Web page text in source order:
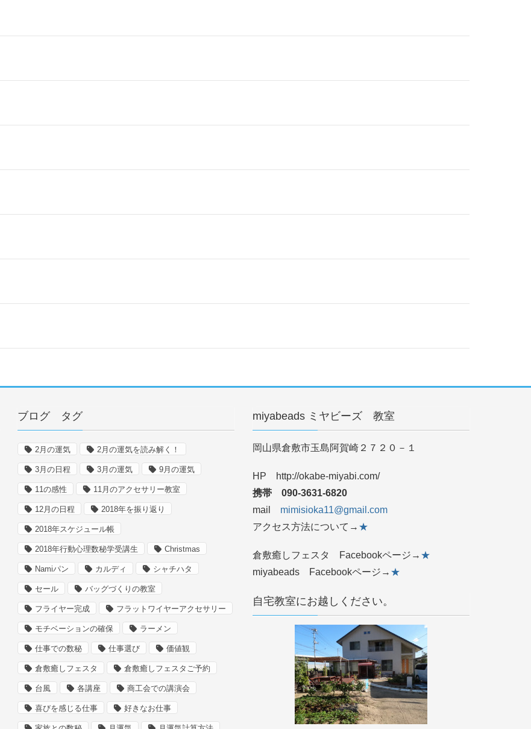
ブログ タグ
2月の運気 2月の運気を読み解く！
3月の日程 3月の運気 9月の運気
11の感性 11月のアクセサリー教室
12月の日程 2018年を振り返り
2018年スケジュール帳
2018年行動心理数秘学受講生 Christmas
Namiパン カルディ シャチハタ
セール バッグづくりの教室
フライヤー完成 フラットワイヤーアクセサリー
モチベーションの確保 ラーメン
仕事での数秘 仕事選び 価値観
倉敷癒しフェスタ 倉敷癒しフェスタご予約
台風 各講座 商工会での講演会
喜びを感じる仕事 好きなお仕事
miyabeads ミヤビーズ 教室
岡山県倉敷市玉島阿賀崎２７２０－１
HP http://okabe-miyabi.com/
携帯 090‐3631‐6820
mail mimisioka11@gmail.com
アクセス方法について→ ★
倉敷癒しフェスタ Facebookページ→ ★
miyabeads Facebookページ→ ★
自宅教室にお越しください。